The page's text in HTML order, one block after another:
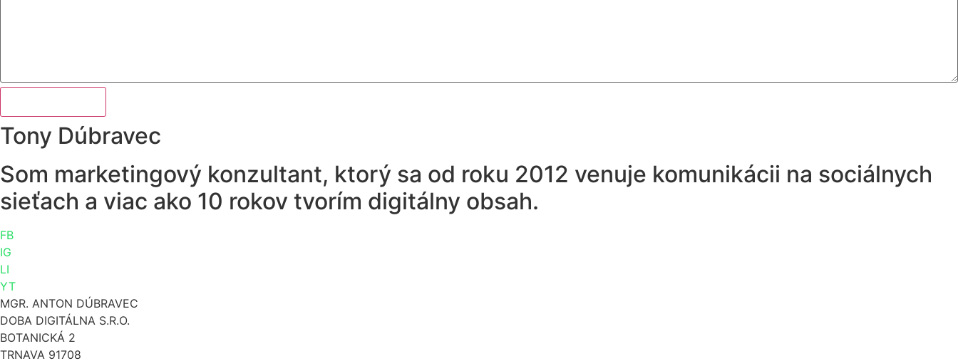
Tony Dúbravec
Som marketingový konzultant, ktorý sa od roku 2012 venuje komunikácii na sociálnych
sieťach a viac ako 10 rokov tvorím digitálny obsah.
FB
IG
LI
YT
MGR. ANTON DÚBRAVEC
DOBA DIGITÁLNA S.R.O.
BOTANICKÁ 2
TRNAVA 91708